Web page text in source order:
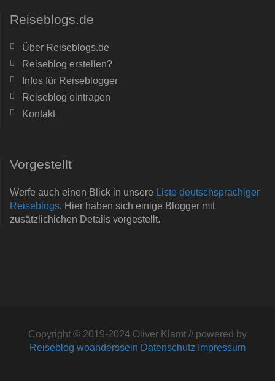
Reiseblogs.de
Über Reiseblogs.de
Reiseblog erstellen?
Infos für Reiseblogger
Reiseblog eintragen
Kontakt
Vorgestellt
Werfe auch einen Blick in unsere Liste deutschsprachiger
Reiseblogs. Hier haben sich einige Blogger mit
zusätzlichichen Details vorgestellt.
Copyright © 2019-2024 Oliver Klamt // powered by
Reiseblog woanderssein Datenschutz Impressum